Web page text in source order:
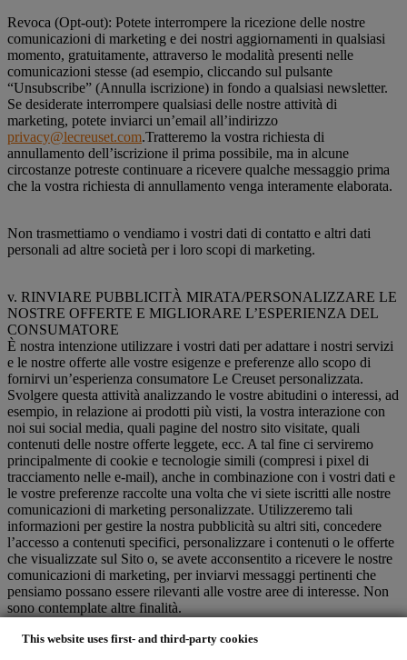
This website uses first- and third-party cookies
Revoca (Opt-out): Potete interrompere la ricezione delle nostre
comunicazioni di marketing e dei nostri aggiornamenti in qualsiasi
momento, gratuitamente, attraverso le modalità presenti nelle
comunicazioni stesse (ad esempio, cliccando sul pulsante
“Unsubscribe” (Annulla iscrizione) in fondo a qualsiasi newsletter.
Se desiderate interrompere qualsiasi delle nostre attività di
marketing, potete inviarci un’email all’indirizzo
privacy@lecreuset.com.Tratteremo la vostra richiesta di
annullamento dell’iscrizione il prima possibile, ma in alcune
circostanze potreste continuare a ricevere qualche messaggio prima
che la vostra richiesta di annullamento venga interamente elaborata.
Non trasmettiamo o vendiamo i vostri dati di contatto e altri dati
personali ad altre società per i loro scopi di marketing.
v. RINVIARE PUBBLICITÀ MIRATA/PERSONALIZZARE LE
NOSTRE OFFERTE E MIGLIORARE L’ESPERIENZA DEL
CONSUMATORE
È nostra intenzione utilizzare i vostri dati per adattare i nostri servizi
e le nostre offerte alle vostre esigenze e preferenze allo scopo di
fornirvi un’esperienza consumatore Le Creuset personalizzata.
Svolgere questa attività analizzando le vostre abitudini o interessi, ad
esempio, in relazione ai prodotti più visti, la vostra interazione con
noi sui social media, quali pagine del nostro sito visitate, quali
contenuti delle nostre offerte leggete, ecc. A tal fine ci serviremo
principalmente di cookie e tecnologie simili (compresi i pixel di
tracciamento nelle e-mail), anche in combinazione con i vostri dati e
le vostre preferenze raccolte una volta che vi siete iscritti alle nostre
comunicazioni di marketing personalizzate. Utilizzeremo tali
informazioni per gestire la nostra pubblicità su altri siti, concedere
l’accesso a contenuti specifici, personalizzare i contenuti o le offerte
che visualizzate sul Sito o, se avete acconsentito a ricevere le nostre
comunicazioni di marketing, per inviarvi messaggi pertinenti che
pensiamo possano essere rilevanti alle vostre aree di interesse. Non
sono contemplate altre finalità.
che tali informazioni vengano utilizzate per fornirvi annunci,